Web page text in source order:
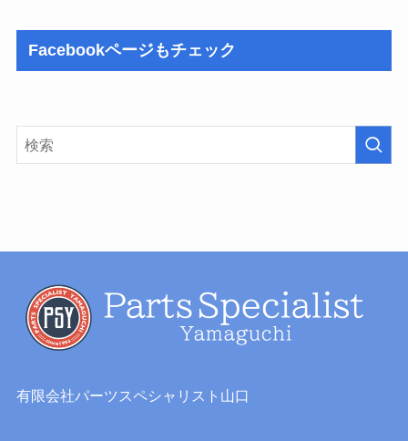
Facebookページもチェック
有限会社パーツスペシャリスト山口